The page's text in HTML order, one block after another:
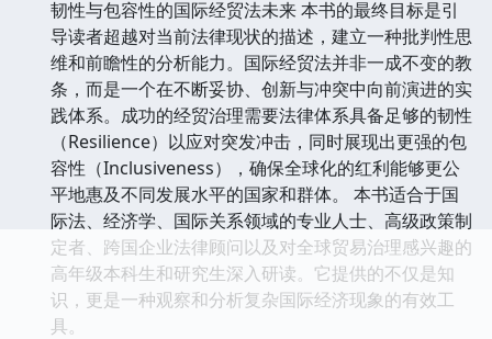
韧性与包容性的国际经贸法未来 本书的最终目标是引
导读者超越对当前法律现状的描述，建立一种批判性思
维和前瞻性的分析能力。国际经贸法并非一成不变的教
条，而是一个在不断妥协、创新与冲突中向前演进的实
践体系。成功的经贸治理需要法律体系具备足够的韧性
（Resilience）以应对突发冲击，同时展现出更强的包
容性（Inclusiveness），确保全球化的红利能够更公
平地惠及不同发展水平的国家和群体。 本书适合于国
际法、经济学、国际关系领域的专业人士、高级政策制
定者、跨国企业法律顾问以及对全球贸易治理感兴趣的
高年级本科生和研究生深入研读。它提供的不仅是知
识，更是一种观察和分析复杂国际经济现象的有效工
具。